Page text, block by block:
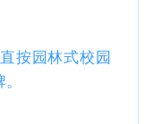
按园林式校园